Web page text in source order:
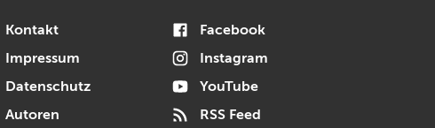
Kontakt
Impressum
Datenschutz
Autoren
Facebook
Instagram
YouTube
RSS Feed